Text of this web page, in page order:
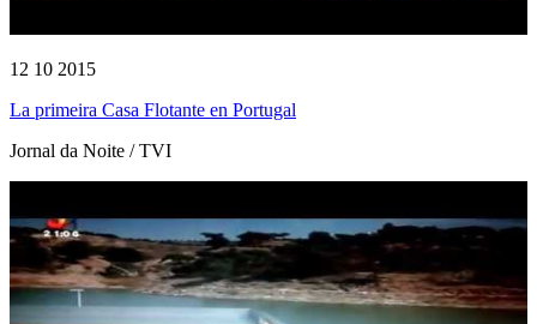
12 10 2015
La primeira Casa Flotante en Portugal
Jornal da Noite / TVI